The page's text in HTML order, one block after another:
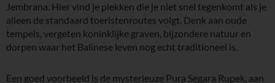
Jembrana. Hier vind je plekken die je niet snel tegenkomt als je
alleen de standaard toeristenroutes volgt. Denk aan oude
tempels, vergeten koninklijke graven, bijzondere natuur en
dorpen waar het Balinese leven nog echt traditioneel is.
Een goed voorbeeld is de mysterieuze Pura Segara Rupek, aan